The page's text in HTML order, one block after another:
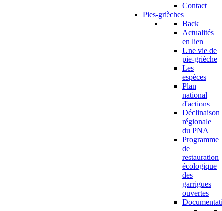
Contact
Pies-grièches
Back
Actualités
en lien
Une vie de
pie-grièche
Les
espèces
Plan
national
d'actions
Déclinaison
régionale
du PNA
Programme
de
restauration
écologique
des
garrigues
ouvertes